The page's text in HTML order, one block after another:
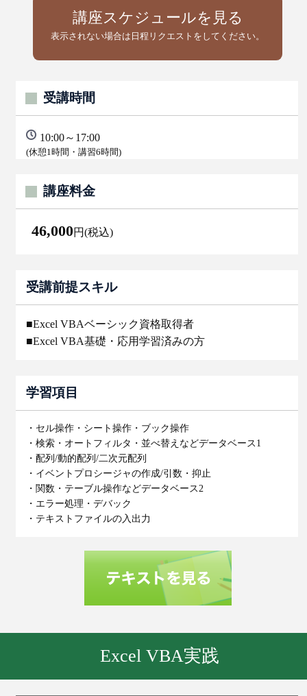
講座スケジュールを見る
表示されない場合は日程リクエストをしてください。
受講時間
10:00～17:00
(休憩1時間・講習6時間)
講座料金
46,000円(税込)
受講前提スキル
■Excel VBAベーシック資格取得者
■Excel VBA基礎・応用学習済みの方
学習項目
・セル操作・シート操作・ブック操作
・検索・オートフィルタ・並べ替えなどデータベース1
・配列/動的配列/二次元配列
・イベントプロシージャの作成/引数・抑止
・関数・テーブル操作などデータベース2
・エラー処理・デバック
・テキストファイルの入出力
Excel VBA実践